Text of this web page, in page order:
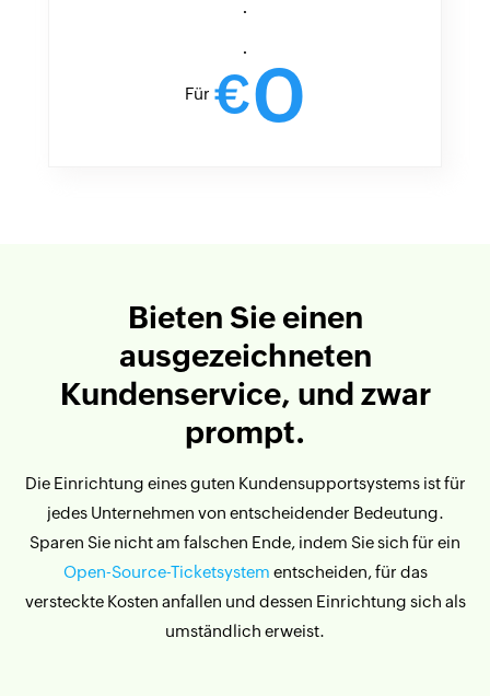
.
.
Für €0
Bieten Sie einen
ausgezeichneten
Kundenservice, und zwar
prompt.
Die Einrichtung eines guten Kundensupportsystems ist für
jedes Unternehmen von entscheidender Bedeutung.
Sparen Sie nicht am falschen Ende, indem Sie sich für ein
Open-Source-Ticketsystem entscheiden, für das
versteckte Kosten anfallen und dessen Einrichtung sich als
umständlich erweist.